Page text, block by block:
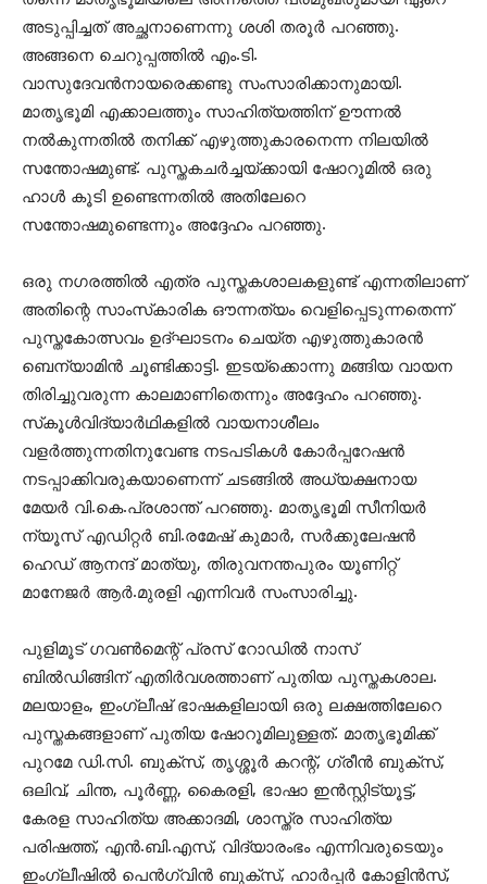
അടുപ്പിച്ചത് അച്ഛനാണെന്നു ശശി തരൂര്‍ പറഞ്ഞു.
അങ്ങനെ ചെറുപ്പത്തില്‍ എം.ടി.
വാസുദേവന്‍നായരെക്കണ്ടു സംസാരിക്കാനുമായി.
മാതൃഭൂമി എക്കാലത്തും സാഹിത്യത്തിന് ഊന്നല്‍
നല്‍കുന്നതില്‍ തനിക്ക് എഴുത്തുകാരനെന്ന നിലയില്‍
സന്തോഷമുണ്ട്. പുസ്തകചര്‍ച്ചയ്ക്കായി ഷോറൂമില്‍ ഒരു
ഹാള്‍ കൂടി ഉണ്ടെന്നതില്‍ അതിലേറെ
സന്തോഷമുണ്ടെന്നും അദ്ദേഹം പറഞ്ഞു.
ഒരു നഗരത്തില്‍ എത്ര പുസ്തകശാലകളുണ്ട് എന്നതിലാണ്
അതിന്റെ സാംസ്‌കാരിക ഔന്നത്യം വെളിപ്പെടുന്നതെന്ന്
പുസ്തകോത്സവം ഉദ്ഘാടനം ചെയ്ത എഴുത്തുകാരന്‍
ബെന്യാമിന്‍ ചൂണ്ടിക്കാട്ടി. ഇടയ്‌ക്കൊന്നു മങ്ങിയ വായന
തിരിച്ചുവരുന്ന കാലമാണിതെന്നും അദ്ദേഹം പറഞ്ഞു.
സ്‌കൂള്‍വിദ്യാര്‍ഥികളില്‍ വായനാശീലം
വളര്‍ത്തുന്നതിനുവേണ്ട നടപടികള്‍ കോര്‍പ്പറേഷന്‍
നടപ്പാക്കിവരുകയാണെന്ന് ചടങ്ങില്‍ അധ്യക്ഷനായ
മേയര്‍ വി.കെ.പ്രശാന്ത് പറഞ്ഞു. മാതൃഭൂമി സീനിയര്‍
ന്യൂസ് എഡിറ്റര്‍ ബി.രമേഷ് കുമാര്‍, സര്‍ക്കുലേഷന്‍
ഹെഡ് ആനന്ദ് മാത്യു, തിരുവനന്തപുരം യൂണിറ്റ്
മാനേജര്‍ ആര്‍.മുരളി എന്നിവര്‍ സംസാരിച്ചു.
പുളിമൂട് ഗവണ്‍മെന്റ് പ്രസ് റോഡില്‍ നാസ്
ബില്‍ഡിങ്ങിന് എതിര്‍വശത്താണ് പുതിയ പുസ്തകശാല.
മലയാളം, ഇംഗ്ലീഷ് ഭാഷകളിലായി ഒരു ലക്ഷത്തിലേറെ
പുസ്തകങ്ങളാണ് പുതിയ ഷോറൂമിലുള്ളത്. മാതൃഭൂമിക്ക്
പുറമേ ഡി.സി. ബുക്‌സ്, തൃശ്ശൂര്‍ കറന്റ്, ഗ്രീന്‍ ബുക്‌സ്,
ഒലിവ്, ചിന്ത, പൂര്‍ണ്ണ, കൈരളി, ഭാഷാ ഇന്‍സ്റ്റിട്യൂട്ട്,
കേരള സാഹിത്യ അക്കാദമി, ശാസ്ത്ര സാഹിത്യ
പരിഷത്ത്, എന്‍.ബി.എസ്, വിദ്യാരംഭം എന്നിവരുടെയും
ഇംഗ്ലീഷില്‍ പെന്‍ഗ്വിന്‍ ബുക്‌സ്, ഹാര്‍പ്പര്‍ കോളിന്‍സ്,